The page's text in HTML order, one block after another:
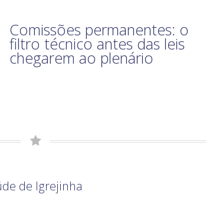
Comissões permanentes: o
filtro técnico antes das leis
chegarem ao plenário
de Igrejinha